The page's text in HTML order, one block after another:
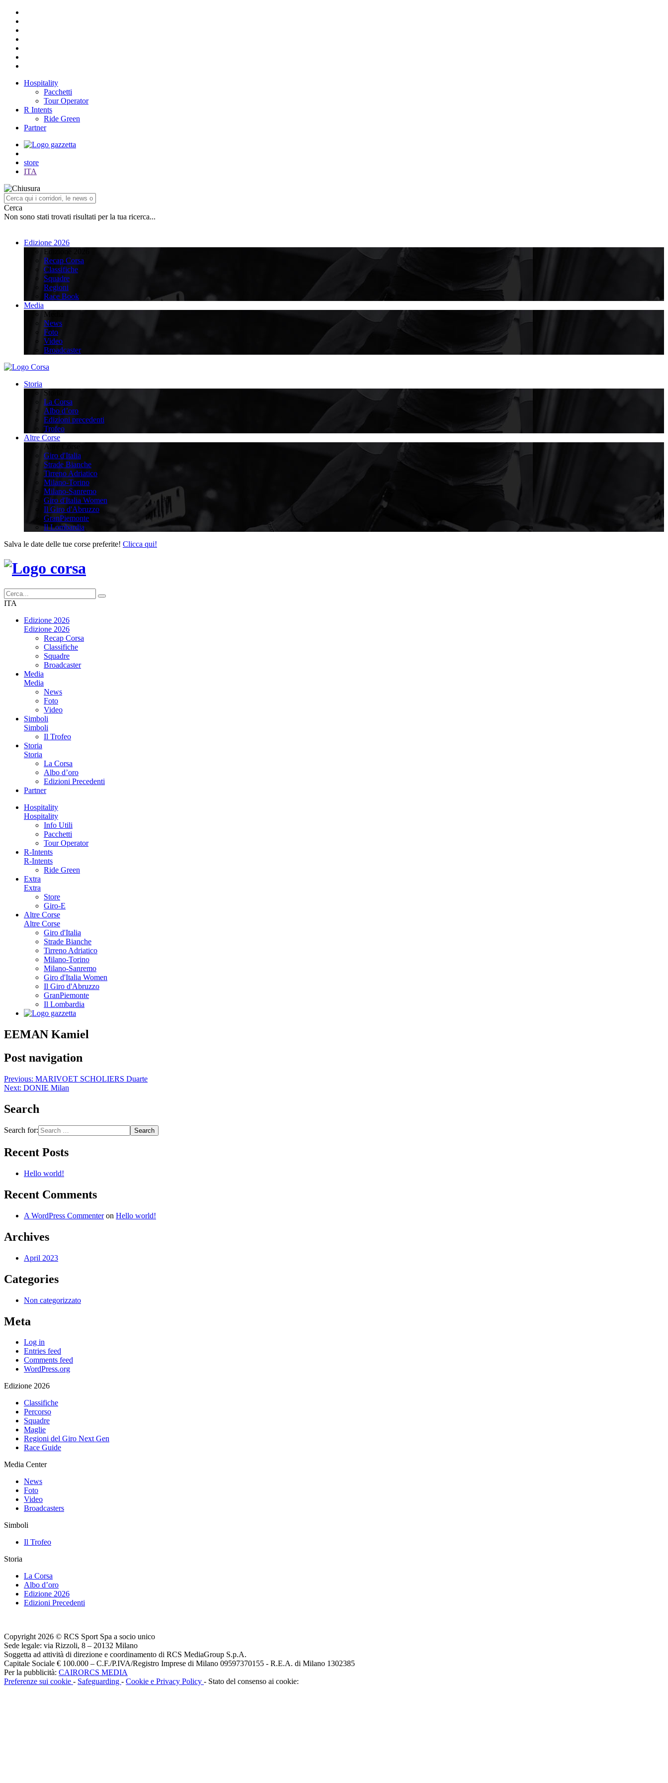
Hospitality
Pacchetti
Tour Operator
R Intents
Ride Green
Partner
store
ITA
Cerca
Non sono stati trovati risultati per la tua ricerca...
Edizione 2026
Edizione 2026
Recap Corsa
Classifiche
Squadre
Regioni
Race Book
Media
Media
News
Foto
Video
Broadcaster
Storia
Storia
La Corsa
Albo d’oro
Edizioni precedenti
Trofeo
Altre Corse
Altre Corse
Giro d'Italia
Strade Bianche
Tirreno Adriatico
Milano-Torino
Milano-Sanremo
Giro d'Italia Women
Il Giro d'Abruzzo
GranPiemonte
Il Lombardia
Salva le date delle tue corse preferite! Clicca qui!
ITA
Edizione 2026
Edizione 2026
Recap Corsa
Classifiche
Squadre
Broadcaster
Media
Media
News
Foto
Video
Simboli
Simboli
Il Trofeo
Storia
Storia
La Corsa
Albo d’oro
Edizioni Precedenti
Partner
Hospitality
Hospitality
Info Utili
Pacchetti
Tour Operator
R-Intents
R-Intents
Ride Green
Extra
Extra
Store
Giro-E
Altre Corse
Altre Corse
Giro d'Italia
Strade Bianche
Tirreno Adriatico
Milano-Torino
Milano-Sanremo
Giro d'Italia Women
Il Giro d'Abruzzo
GranPiemonte
Il Lombardia
EEMAN Kamiel
Post navigation
Previous: MARIVOET SCHOLIERS Duarte
Next: DONIE Milan
Search
Search for:
Recent Posts
Hello world!
Recent Comments
A WordPress Commenteron Hello world!
Archives
April 2023
Categories
Non categorizzato
Meta
Log in
Entries feed
Comments feed
WordPress.org
Edizione 2026
Classifiche
Percorso
Squadre
Maglie
Regioni del Giro Next Gen
Race Guide
Media Center
News
Foto
Video
Broadcasters
Simboli
Il Trofeo
Storia
La Corsa
Albo d’oro
Edizione 2026
Edizioni Precedenti
Copyright 2026 © RCS Sport Spa a socio unico
Sede legale: via Rizzoli, 8 – 20132 Milano
Soggetta ad attività di direzione e coordinamento di RCS MediaGroup S.p.A.
Capitale Sociale € 100.000 – C.F./P.IVA/Registro Imprese di Milano 09597370155 - R.E.A. di Milano 1302385
Per la pubblicità: CAIRORCS MEDIA
Preferenze sui cookie - Safeguarding - Cookie e Privacy Policy - Stato del consenso ai cookie: